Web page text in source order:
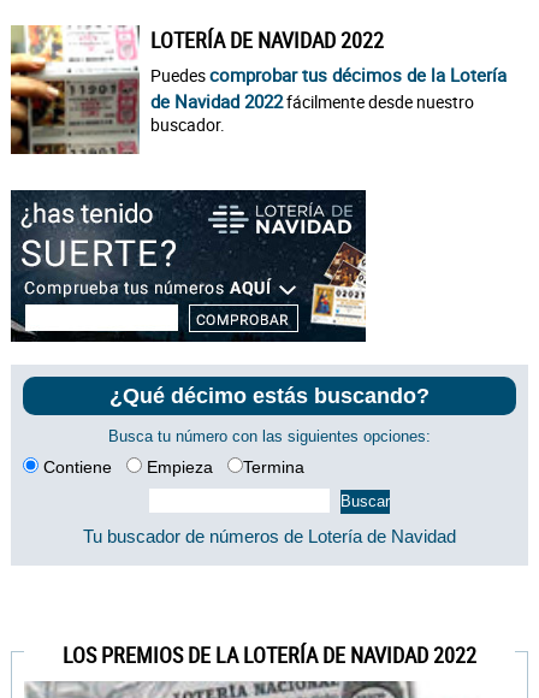
LOTERÍA DE NAVIDAD 2022
Puedescomprobar tus décimos de la Lotería
de Navidad 2022fácilmente desde nuestro
buscador.
¿Qué décimo estás buscando?
Busca tu número con las siguientes opciones:
Contiene Empieza Termina
Tu buscador de números de Lotería de Navidad
LOS PREMIOS DE LA LOTERÍA DE NAVIDAD 2022